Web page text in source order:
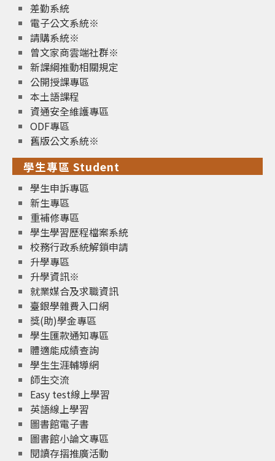
差勤系統
電子公文系統※
請購系統※
曾文家商雲端社群※
新課綱推動相關規定
公開授課專區
本土語課程
資通安全維護專區
ODF專區
舊版公文系統※
學生專區 Student
學生申訴專區
新生專區
重補修專區
學生學習歷程檔案系統
校務行政系統解鎖申請
升學專區
升學資訊※
就業媒合及求職資訊
臺銀學雜費入口網
獎(助)學金專區
學生匯款通知專區
體適能成績查詢
學生生涯輔導網
師生交流
Easy test線上學習
英語線上學習
圖書館電子書
圖書館小論文專區
閱讀存摺推廣活動